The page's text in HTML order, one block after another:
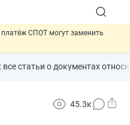
СПОТ могут заменить
законопроект направлен в
при оценке профрисков
все статьи о документах
45.3к